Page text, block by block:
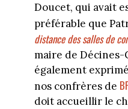
Doucet, qui avait
préférable que
distance des salles de
maire de Décines-
également
nos confrères de
doit accueillir le